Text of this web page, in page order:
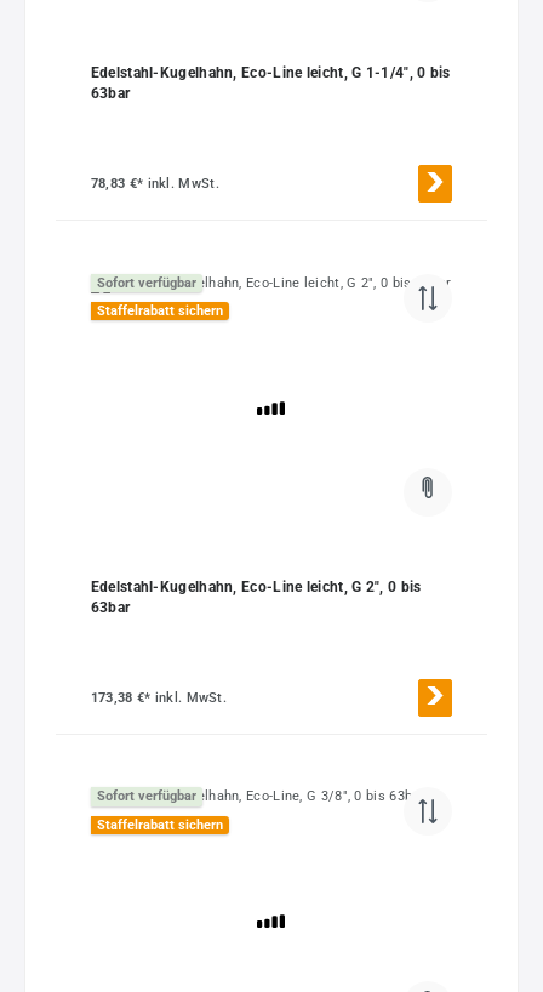
Edelstahl-Kugelhahn, Eco-Line leicht, G 1-1/4", 0 bis
63bar
78,83 €* inkl. MwSt.
Sofort verfügbar
Staffelrabatt sichern
Edelstahl-Kugelhahn, Eco-Line leicht, G 2", 0 bis
63bar
173,38 €* inkl. MwSt.
Sofort verfügbar
Staffelrabatt sichern